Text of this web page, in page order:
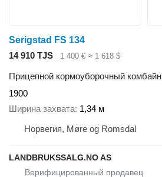
Serigstad FS 134
14 910 TJS
1 400 € ≈ 1 618 $
Прицепной кормоуборочный комбайн
1900
Ширина захвата 1,34 м
Норвегия, Møre og Romsdal
LANDBRUKSSALG.NO AS